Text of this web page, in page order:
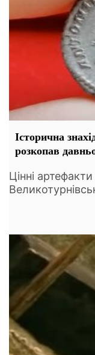
Історична
розкопав
Цінні